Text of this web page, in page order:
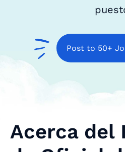
Post to 50+
Acerca del